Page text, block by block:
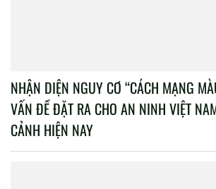
NHẬN DIỆN NGUY CƠ “CÁCH MẠNG
VẤN ĐỀ ĐẶT RA CHO AN NINH VIỆT
CẢNH HIỆN NAY